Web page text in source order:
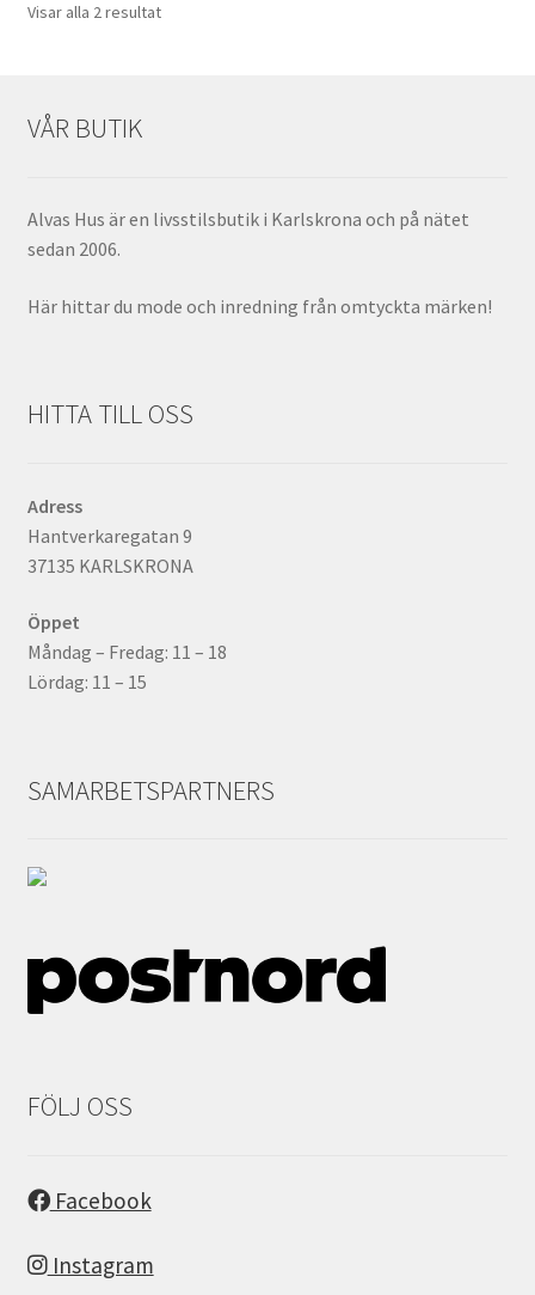
Visar alla 2 resultat
VÅR BUTIK
Alvas Hus är en livsstilsbutik i Karlskrona och på nätet
sedan 2006.
Här hittar du mode och inredning från omtyckta märken!
HITTA TILL OSS
Adress
Hantverkaregatan 9
37135 KARLSKRONA
Öppet
Måndag – Fredag: 11 – 18
Lördag: 11 – 15
SAMARBETSPARTNERS
FÖLJ OSS
Facebook
Instagram